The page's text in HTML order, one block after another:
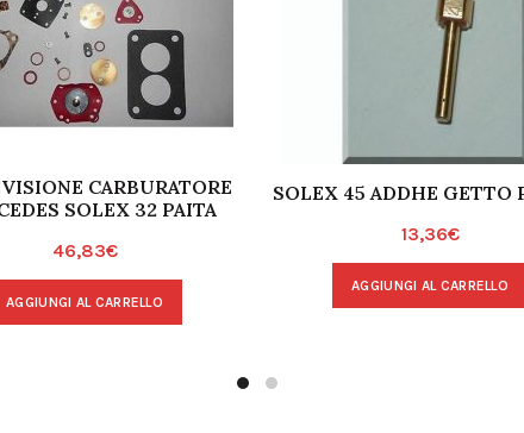
CARBURATORE
SOLEX 32 PAITA
46,83€
AGGIUNGI AL CARRELLO
SOLEX 45 ADDHE GETTO
13,36€
AGGIUNGI AL CARRELLO